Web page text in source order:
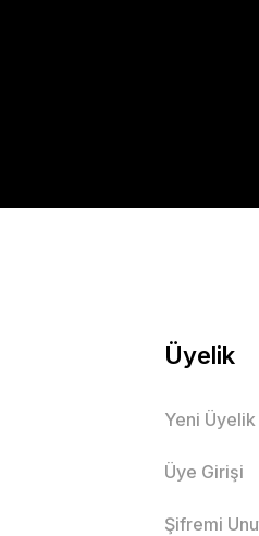
Üyelik
Yeni Üyelik
Üye Girişi
Şifremi